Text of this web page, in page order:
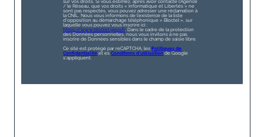
sur vos droits. Si vous estimez, après avoir contacté l'Agence
/ le Réseau, que vos droits « Informatique et Libertés » ne
sont pas respectés, vous pouvez adresser une réclamation à
la CNIL. Nous vous informons de l’existence de la liste
d'opposition au démarchage téléphonique « Bloctel », sur
laquelle vous pouvez vous inscrire ici :
https://www.bloctel.gouv.fr. Dans le cadre de la protection
des Données personnelles, nous vous invitons à ne pas
inscrire de Données sensibles dans le champ de saisie libre.
Ce site est protégé par reCAPTCHA, les Politiques de
Confidentialité et esConditions d'utilisation de Google
s'appliquent.